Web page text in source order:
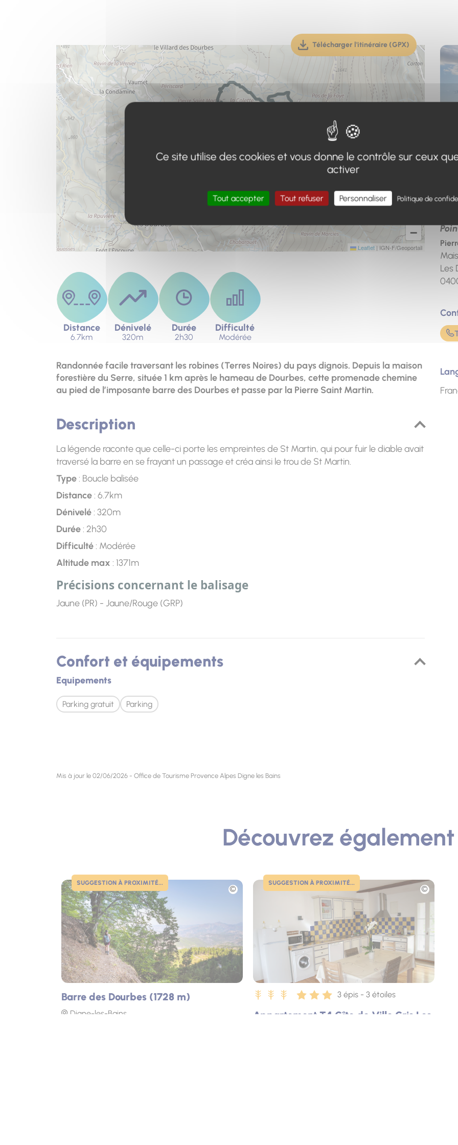
−
Leaflet | IGN-F/Geoportail
Télécharger l'itinéraire (GPX)
(téléchargement, ouverture
Distance
6.7km
Dénivelé
320m
Durée
2h30
Difficulté
Modérée
Randonnée facile traversant les robines (Terres Noires) du pays dignois. Depuis la maison
forestière du Serre, située 1 km après le hameau de Dourbes, cette promenade chemine
au pied de l’imposante barre des Dourbes et passe par la Pierre Saint Martin.
Description
La légende raconte que celle-ci porte les empreintes de St Martin, qui pour fuir le diable avait
traversé la barre en se frayant un passage et créa ainsi le trou de St Martin.
Type: Boucle balisée
Distance: 6.7km
Dénivelé: 320m
Durée: 2h30
Difficulté: Modérée
Altitude max : 1371m
Précisions concernant le balisage
Jaune (PR) - Jaune/Rouge (GRP)
Confort et équipements
Equipements
Parking gratuit Parking
Les
Mis à jour le 02/06/2026 - Office de Tourisme Provence Alpes Digne les Bains
Découvrez également
Barre des Dourbes (1728 m)
Digne-les-Bains
PhotoSUGGESTION À PROXIMITÉ...
Appartement T4 Gîte de Ville Cris Les
3 épis - 3 étoiles
PhotoSUGGESTION À PROXIMITÉ...
Ce site utilise des cookies et vous donne le contrôle sur ceux
activer
Tout accepter Tout refuser Personnaliser Politique de